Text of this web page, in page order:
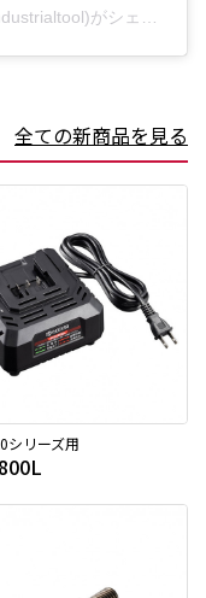
京セラ 電動工具（公式）(@kyocera_industrialtool)がシェアした投稿
全ての新商品を見る
シリーズ用